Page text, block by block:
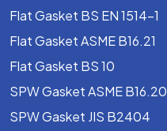
TA-Luft - TEADIT TF1590
Blow out - TEADIT TF 1590
BAM
Flat Gasket BS EN 1514-1
Flat Gasket ASME B16.21
Flat Gasket BS 10
SPW Gasket ASME B16.20
SPW Gasket JIS B2404